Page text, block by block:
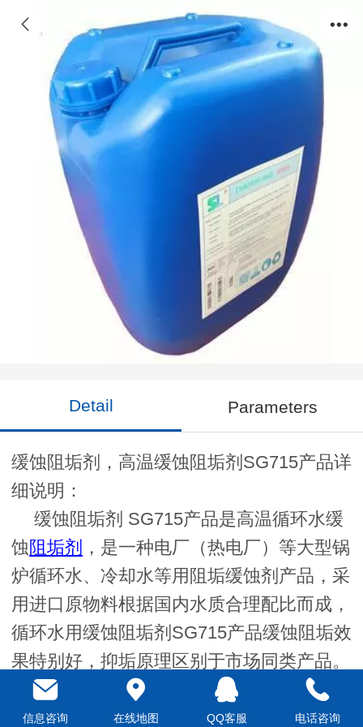
德州缓蚀阻垢剂,山东德州缓蚀阻垢剂厂家
Detail Parameters
缓蚀阻垢剂，高温缓蚀阻垢剂SG715产品详
细说明：
缓蚀阻垢剂 SG715产品是高温循环水缓
蚀阻垢剂 ，是一种电厂（热电厂）等大型锅
炉循环水、冷却水等用阻垢缓蚀剂产品，采
用进口原物料根据国内水质合理配比而成，
循环水用缓蚀阻垢剂SG715产品缓蚀阻垢效
果特别好，抑垢原理区别于市场同类产品。
缓蚀阻垢剂 SG715产品广泛用于锅炉用
水，循环水软化处理，能有效的控制无机物
信息咨询 在线地图 QQ客服 电话咨询